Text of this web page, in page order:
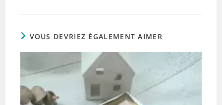
VOUS DEVRIEZ ÉGALEMENT AIMER